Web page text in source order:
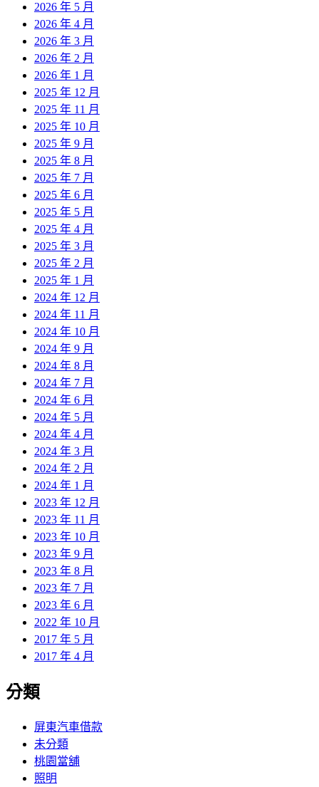
2026 年 5 月
2026 年 4 月
2026 年 3 月
2026 年 2 月
2026 年 1 月
2025 年 12 月
2025 年 11 月
2025 年 10 月
2025 年 9 月
2025 年 8 月
2025 年 7 月
2025 年 6 月
2025 年 5 月
2025 年 4 月
2025 年 3 月
2025 年 2 月
2025 年 1 月
2024 年 12 月
2024 年 11 月
2024 年 10 月
2024 年 9 月
2024 年 8 月
2024 年 7 月
2024 年 6 月
2024 年 5 月
2024 年 4 月
2024 年 3 月
2024 年 2 月
2024 年 1 月
2023 年 12 月
2023 年 11 月
2023 年 10 月
2023 年 9 月
2023 年 8 月
2023 年 7 月
2023 年 6 月
2022 年 10 月
2017 年 5 月
2017 年 4 月
分類
屏東汽車借款
未分類
桃園當舖
照明